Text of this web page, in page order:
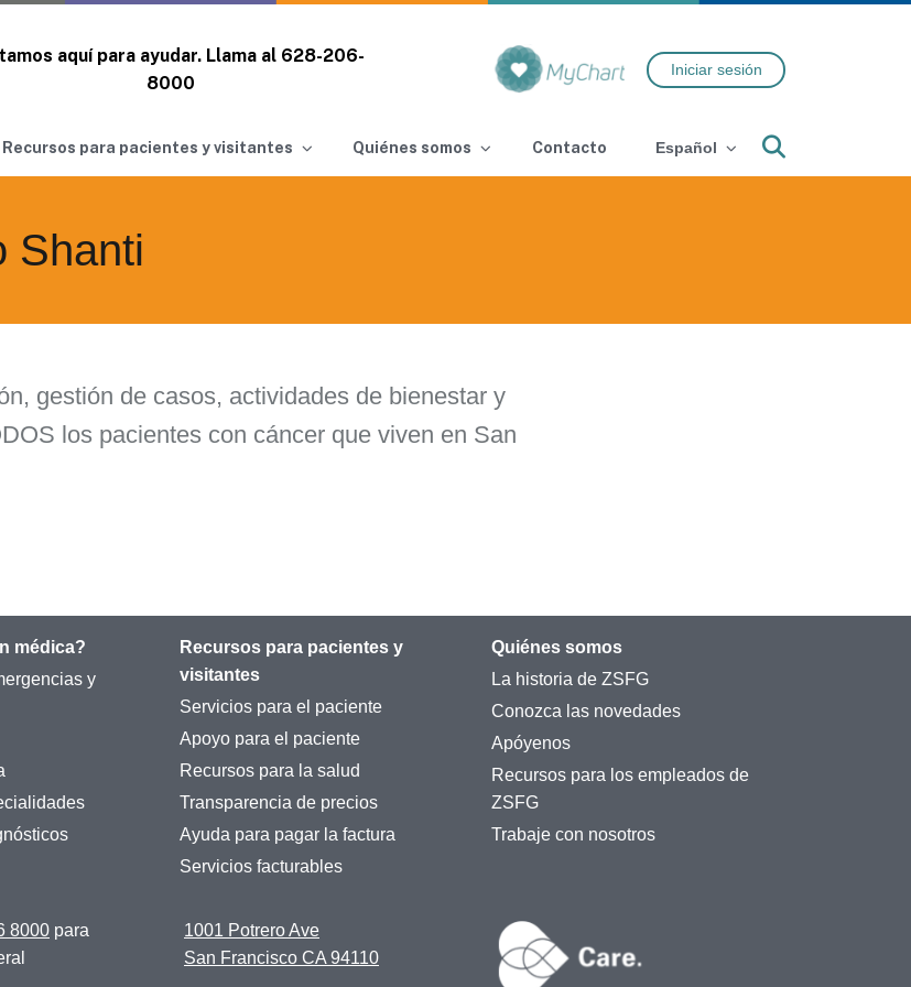
aquí para ayudar. Llama al 628-206-
8000
Iniciar sesión
Recursos para pacientes y visitantes Quiénes somos Contacto Español
Shanti
gestión de casos, actividades de bienestar y
los pacientes con cáncer que viven en San
médica?
y
Recursos para pacientes y
visitantes
Servicios para el paciente
Apoyo para el paciente
Recursos para la salud
Transparencia de precios
Ayuda para pagar la factura
Servicios facturables
Quiénes somos
La historia de ZSFG
Conozca las novedades
Apóyenos
Recursos para los empleados de
ZSFG
Trabaje con nosotros
8000 para
1001 Potrero Ave
San Francisco CA 94110